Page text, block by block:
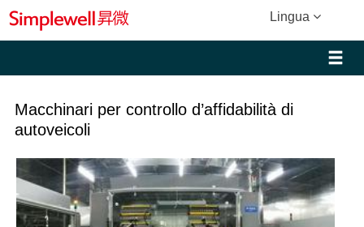
Lingua
Macchinari per controllo d’affidabilità di
autoveicoli